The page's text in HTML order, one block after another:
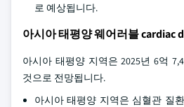
로 예상됩니다.
아시아 태평양 웨어러블 cardiac
아시아 태평양 지역은 2025년 6억
것으로 전망됩니다.
아시아 태평양 지역은 심혈관 질